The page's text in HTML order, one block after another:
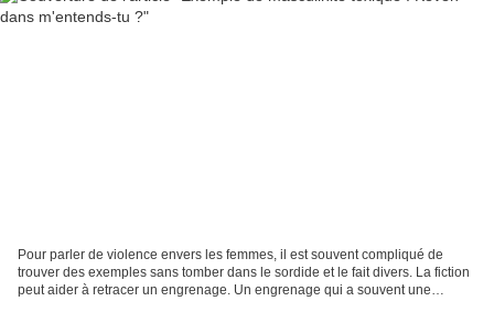
Pour parler de violence envers les femmes, il est souvent compliqué de
trouver des exemples sans tomber dans le sordide et le fait divers. La fiction
peut aider à retracer un engrenage. Un engrenage qui a souvent une